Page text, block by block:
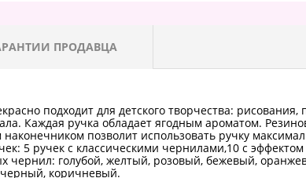
ПРОДАВЦА
подходит для детского творчества:
Каждая ручка обладает ягодным ароматом.
позволит использовать ручку
5 ручек с классическими чернилами,10 с эффектом
голубой, желтый, розовый, бежевый,
коричневый.